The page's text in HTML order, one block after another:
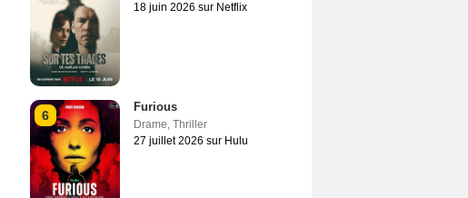
18 juin 2026 sur Netflix
6
Furious
Drame, Thriller
27 juillet 2026 sur Hulu